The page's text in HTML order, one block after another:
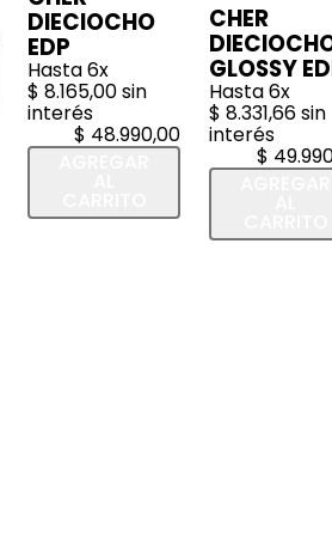
DIECIOCHO
EDP
Hasta6x
$ 8.165,00sin
interés
$ 48.990,00
CHER
GLOSSY
Hasta6x
$ 8.331,66sin
interés
$ 49.